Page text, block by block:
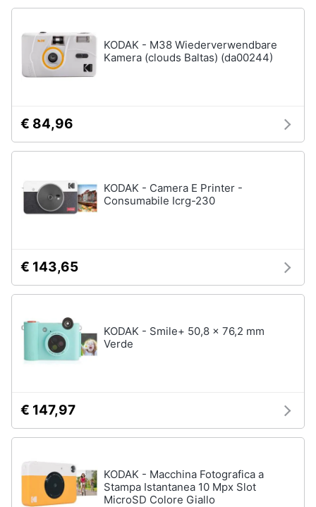
KODAK - M38 Wiederverwendbare
Kamera (clouds Baltas) (da00244)
€ 84,96
KODAK - Camera E Printer -
Consumabile Icrg-230
€ 143,65
KODAK - Smile+ 50,8 x 76,2 mm
Verde
€ 147,97
KODAK - Macchina Fotografica a
Stampa Istantanea 10 Mpx Slot
MicroSD Colore Giallo